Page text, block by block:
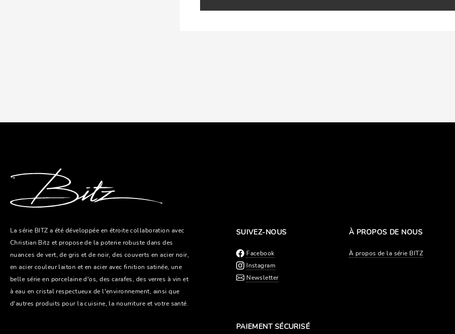
La série BITZ a été développée en étroite collaboration avec
Christian Bitz et propose de la poterie robuste dans des
nuances de vert, de gris et de noir, des couverts en acier noir,
en acier couleur laiton et en acier avec finition satinée, une
belle série en porcelaine d'os, des carafes, des verres à vin et
à eau en cristal respectueux de l'environnement, ainsi que
d'autres produits pour la cuisine, la nourriture et votre santé.
SUIVEZ-NOUS
Facebook
Instagram
Newsletter
À PROPOS DE NOUS
À propos de la série BITZ
PAIEMENT SÉCURISÉ